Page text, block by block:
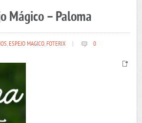
Mágico – Paloma
,ESPEJO MAGICO,FOTERIX 0